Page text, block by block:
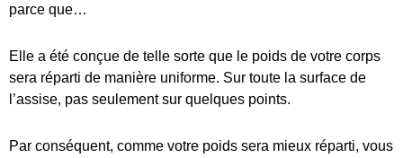
parce que…
Elle a été conçue de telle sorte que le poids de votre corps
sera réparti de manière uniforme. Sur toute la surface de
l’assise, pas seulement sur quelques points.
Par conséquent, comme votre poids sera mieux réparti, vous